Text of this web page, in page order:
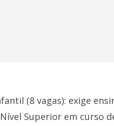
(8 vagas): exige
Superior em curso